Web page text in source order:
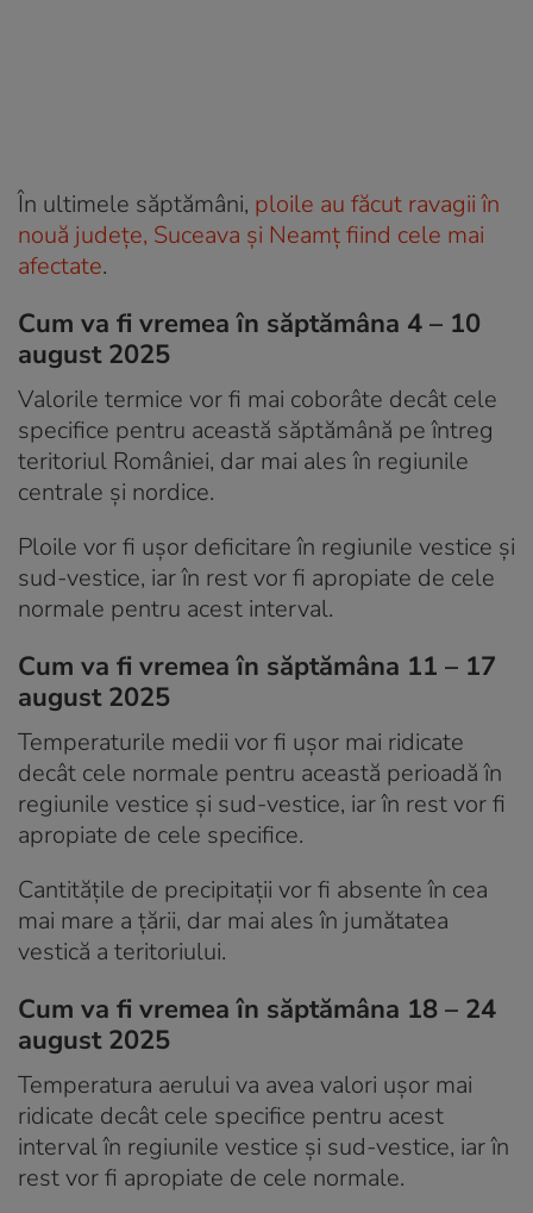
În ultimele săptămâni, ploile au făcut ravagii în
nouă județe, Suceava și Neamț fiind cele mai
afectate.
Cum va fi vremea în săptămâna 4 – 10
august 2025
Valorile termice vor fi mai coborâte decât cele
specifice pentru această săptămână pe întreg
teritoriul României, dar mai ales în regiunile
centrale și nordice.
Ploile vor fi ușor deficitare în regiunile vestice și
sud-vestice, iar în rest vor fi apropiate de cele
normale pentru acest interval.
Cum va fi vremea în săptămâna 11 – 17
august 2025
Temperaturile medii vor fi ușor mai ridicate
decât cele normale pentru această perioadă în
regiunile vestice și sud-vestice, iar în rest vor fi
apropiate de cele specifice.
Cantitățile de precipitații vor fi absente în cea
mai mare a țării, dar mai ales în jumătatea
vestică a teritoriului.
Cum va fi vremea în săptămâna 18 – 24
august 2025
Temperatura aerului va avea valori ușor mai
ridicate decât cele specifice pentru acest
interval în regiunile vestice și sud-vestice, iar în
rest vor fi apropiate de cele normale.